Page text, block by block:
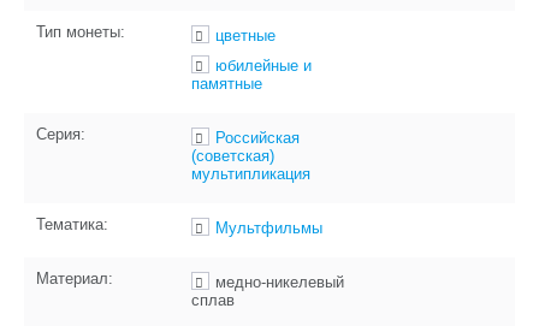
Тип монеты:
цветные
юбилейные и
памятные
Серия:
Российская
(советская)
мультипликация
Тематика: Мультфильмы
Материал:
медно-никелевый
сплав